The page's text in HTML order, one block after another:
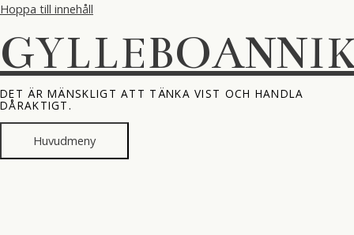
Hoppa till innehåll
DET ÄR MÄNSKLIGT ATT TÄNKA VIST OCH HANDLA
DÅRAKTIGT.
Huvudmeny